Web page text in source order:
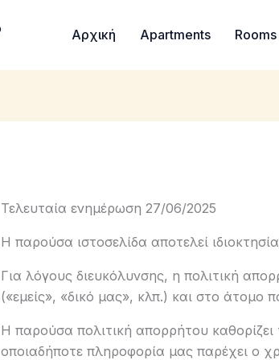
Αρχική Apartments Rooms
Τελευταία ενημέρωση 27/06/2025
Η παρούσα ιστοσελίδα αποτελεί
Για λόγους διευκόλυνσης, η πολιτική
(«εμείς», «δικό μας», κλπ.) και στο άτομο
Η παρούσα πολιτική απορρήτου
οποιαδήποτε πληροφορία μας παρέχει ο